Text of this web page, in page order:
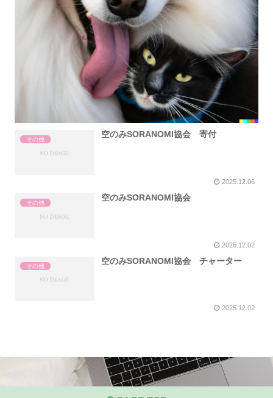
その他
空のみSORANOMI協会 寄付
2025.12.06
その他
空のみSORANOMI協会
2025.12.02
その他
空のみSORANOMI協会 チャーター
2025.12.02